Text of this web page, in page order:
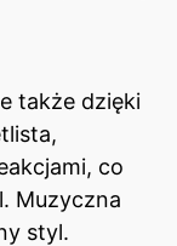
także dzięki
co
Muzyczna
styl.